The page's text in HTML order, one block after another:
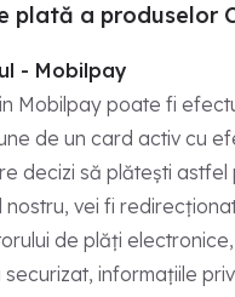
plată a produselor
- Mobilpay
Mobilpay poate fi
de un card activ cu
decizi să plătești astfel
vei fi
de plăți
securizat, informațiile